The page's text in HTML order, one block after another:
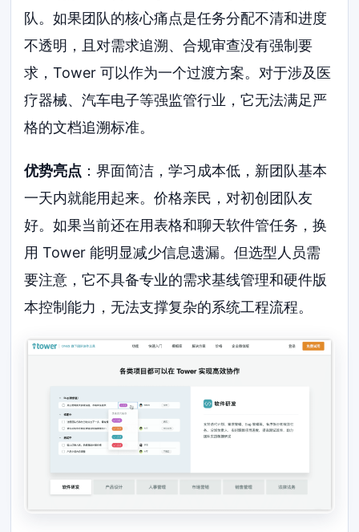
队。如果团队的核心痛点是任务分配不清和进度
不透明，且对需求追溯、合规审查没有强制要
求，Tower 可以作为一个过渡方案。对于涉及医
疗器械、汽车电子等强监管行业，它无法满足严
格的文档追溯标准。
优势亮点 ：界面简洁，学习成本低，新团队基本
一天内就能用起来。价格亲民，对初创团队友
好。如果当前还在用表格和聊天软件管任务，换
用 Tower 能明显减少信息遗漏。但选型人员需
要注意，它不具备专业的需求基线管理和硬件版
本控制能力，无法支撑复杂的系统工程流程。